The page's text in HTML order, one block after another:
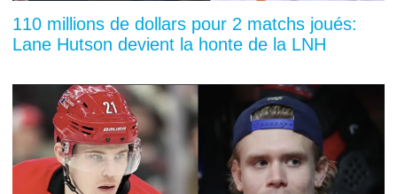
110 millions de dollars pour 2 matchs joués:
Lane Hutson devient la honte de la LNH